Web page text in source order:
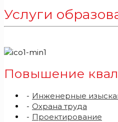
Услуги
Повышение
Инженерные
Охрана труда
Проектирование